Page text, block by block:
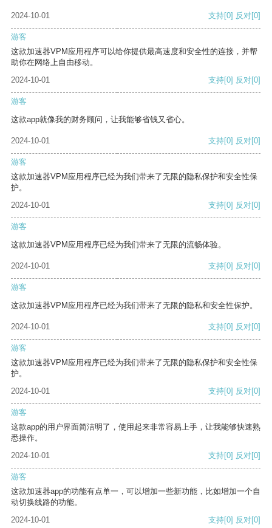
2024-10-01 支持[0] 反对[0]
游客
这款加速器VPM应用程序可以给你提供最高速度和安全性的连接，并帮
助你在网络上自由移动。
2024-10-01
支持[0] 反对[0]
游客
这款app就像我的财务顾问，让我能够省钱又省心。
2024-10-01 支持[0] 反对[0]
游客
这款加速器VPM应用程序已经为我们带来了无限的隐私保护和安全性保
护。
2024-10-01
支持[0] 反对[0]
游客
这款加速器VPM应用程序已经为我们带来了无限的流畅体验。
2024-10-01 支持[0] 反对[0]
游客
这款加速器VPM应用程序已经为我们带来了无限的隐私和安全性保护。
2024-10-01 支持[0] 反对[0]
游客
这款加速器VPM应用程序已经为我们带来了无限的隐私保护和安全性保
护。
2024-10-01
支持[0] 反对[0]
游客
这款app的用户界面简洁明了，使用起来非常容易上手，让我能够快速熟
悉操作。
2024-10-01
支持[0] 反对[0]
游客
这款加速器app的功能有点单一，可以增加一些新功能，比如增加一个自
动切换线路的功能。
2024-10-01
支持[0] 反对[0]